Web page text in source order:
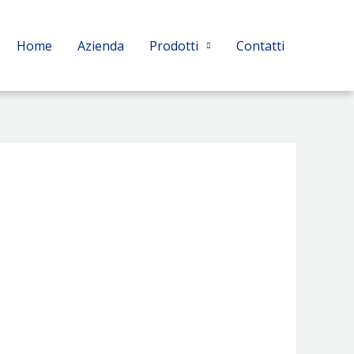
Home Azienda Prodotti Contatti